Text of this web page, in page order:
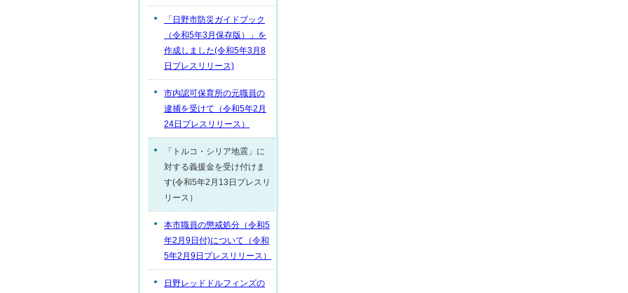
「日野市防災ガイドブック
（令和5年3月保存版）」を
作成しました(令和5年3月8
日プレスリリース)
市内認可保育所の元職員の
逮捕を受けて（令和5年2月
24日プレスリリース）
「トルコ・シリア地震」に
対する義援金を受け付けま
す(令和5年2月13日プレスリ
リース）
本市職員の懲戒処分（令和5
年2月9日付)について（令和
5年2月9日プレスリリース）
日野レッドドルフィンズの